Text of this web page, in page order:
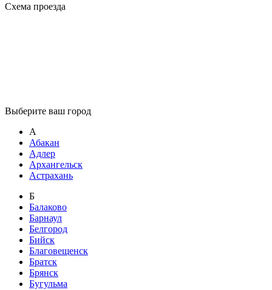
Схема проезда
Выберите ваш город
А
Абакан
Адлер
Архангельск
Астрахань
Б
Балаково
Барнаул
Белгород
Бийск
Благовещенск
Братск
Брянск
Бугульма